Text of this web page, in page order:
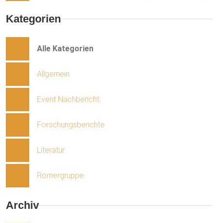
Kategorien
Alle Kategorien
Allgemein
Event Nachbericht
Forschungsberichte
Literatur
Römergruppe
Archiv